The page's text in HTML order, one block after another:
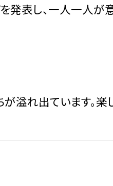
発表し、一人一人が
が溢れ出ています。